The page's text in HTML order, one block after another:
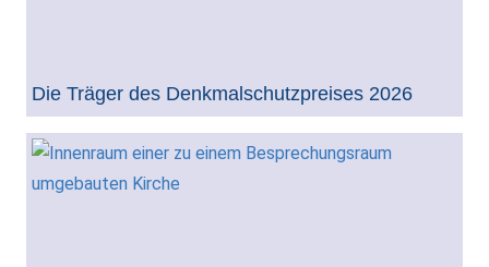
Die Träger des Denkmalschutzpreises 2026